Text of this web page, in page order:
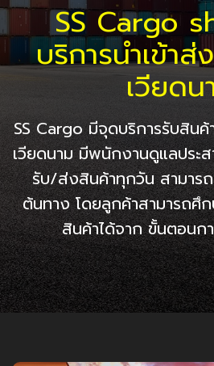
SS Cargo
บริการนำเข้า
เวียดน
SS Cargo มีจุดบริการรับสินค้
เวียดนาม มีพนักงานดูแลประส
รับ/ส่งสินค้าทุกวัน สามาร
ต้นทาง โดยลูกค้าสามารถศึ
สินค้าได้จาก ขั้นตอนก